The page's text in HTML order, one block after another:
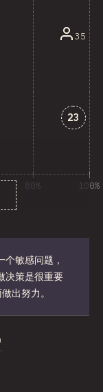
35
匹配“
23
80% 100%
敏感问题，
决策是很重要
出努力。